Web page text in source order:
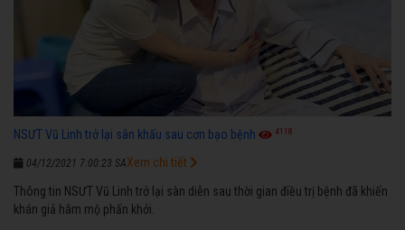
NSƯT Vũ Linh trở lại sân khấu sau cơn bạo bệnh 4118
04/12/2021 7:00:23 SA
Thông tin NSƯT Vũ Linh trở lại sàn diễn sau thời gian điều trị bệnh đã khiến
khán giả hâm mộ phấn khởi.
Xem chi tiết